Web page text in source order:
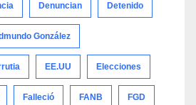
Denuncian Detenido
González
EE.UU Elecciones
Falleció FANB FGD